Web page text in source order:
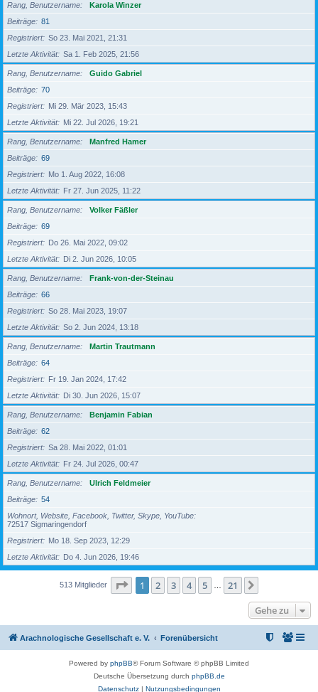
Rang, Benutzername
Karola Winzer
Beiträge
81
Registriert
So 23. Mai 2021, 21:31
Letzte Aktivität
Sa 1. Feb 2025, 21:56
Rang, Benutzername
Guido Gabriel
Beiträge
70
Registriert
Mi 29. Mär 2023, 15:43
Letzte Aktivität
Mi 22. Jul 2026, 19:21
Rang, Benutzername
Manfred Hamer
Beiträge
69
Registriert
Mo 1. Aug 2022, 16:08
Letzte Aktivität
Fr 27. Jun 2025, 11:22
Rang, Benutzername
Volker Fäßler
Beiträge
69
Registriert
Do 26. Mai 2022, 09:02
Letzte Aktivität
Di 2. Jun 2026, 10:05
Rang, Benutzername
Frank-von-der-Steinau
Beiträge
66
Registriert
So 28. Mai 2023, 19:07
Letzte Aktivität
So 2. Jun 2024, 13:18
Rang, Benutzername
Martin Trautmann
Beiträge
64
Registriert
Fr 19. Jan 2024, 17:42
Letzte Aktivität
Di 30. Jun 2026, 15:07
Rang, Benutzername
Benjamin Fabian
Beiträge
62
Registriert
Sa 28. Mai 2022, 01:01
Letzte Aktivität
Fr 24. Jul 2026, 00:47
Rang, Benutzername
Ulrich Feldmeier
Beiträge
54
Wohnort, Website, Facebook, Twitter, Skype, YouTube
72517 Sigmaringendorf
Registriert
Mo 18. Sep 2023, 12:29
Letzte Aktivität
Do 4. Jun 2026, 19:46
513 Mitglieder Seite 1von 21
1 2 3 4 5 21
Gehe zu
Arachnologische Gesellschaft e. V. Forenübersicht
Powered by phpBB® Forum Software © phpBB Limited
Deutsche Übersetzung durch phpBB.de
Datenschutz| Nutzungsbedingungen